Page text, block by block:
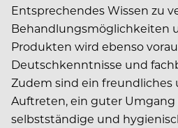
Entsprechendes Wissen zu
Behandlungsmöglichkeiten
Produkten wird ebenso
Deutschkenntnisse und
Zudem sind ein
Auftreten, ein guter
selbstständige und